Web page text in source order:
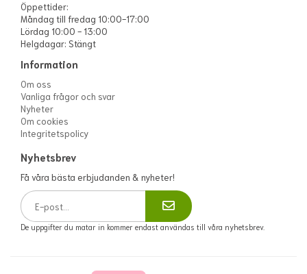
Öppettider:
Måndag till fredag 10:00-17:00
Lördag 10:00 - 13:00
Helgdagar: Stängt
Information
Om oss
Vanliga frågor och svar
Nyheter
Om cookies
Integritetspolicy
Nyhetsbrev
Få våra bästa erbjudanden & nyheter!
De uppgifter du matar in kommer endast användas till våra nyhetsbrev.